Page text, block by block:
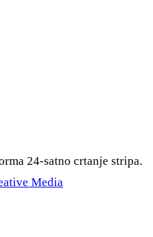
24-satno crtanje stripa.
Media